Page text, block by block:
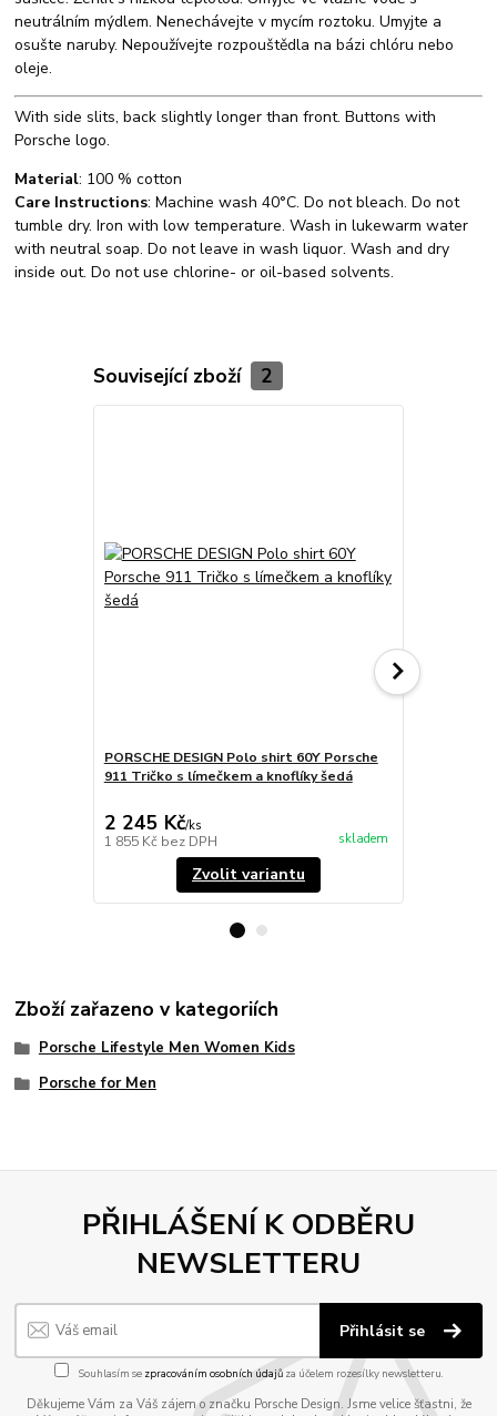
neutrálním mýdlem. Nenechávejte v mycím roztoku. Umyjte a
osušte naruby. Nepoužívejte rozpouštědla na bázi chlóru nebo
oleje.
With side slits, back slightly longer than front. Buttons with
Porsche logo.
Material: 100 % cotton
Care Instructions: Machine wash 40°C. Do not bleach. Do not
tumble dry. Iron with low temperature. Wash in lukewarm water
with neutral soap. Do not leave in wash liquor. Wash and dry
inside out. Do not use chlorine- or oil-based solvents.
Související zboží 2
PORSCHE DESIGN Polo shirt 60Y Porsche
911 Tričko s límečkem a knoflíky šedá
2 245 Kč/ks
1 855 Kč bez DPH skladem
Zvolit variantu
Zboží zařazeno v kategoriích
Porsche Lifestyle Men Women Kids
Porsche for Men
PŘIHLÁŠENÍ K ODBĚRU
NEWSLETTERU
Přihlásit se
Souhlasím se zpracováním osobních údajůza účelem rozesílky newsletteru.
Děkujeme Vám za Váš zájem o značku Porsche Design. Jsme velice šťastni, že